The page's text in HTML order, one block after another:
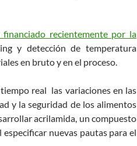
financiado recientemente por la
y detección de temperatura
en bruto y en el proceso.
real las variaciones en las
y la seguridad de los alimentos
acrilamida, un compuesto
nuevas pautas para el